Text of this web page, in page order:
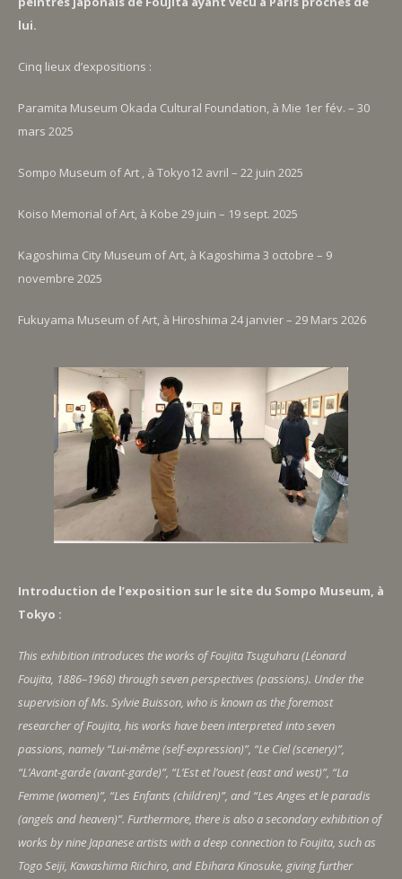
lui.
Cinq lieux d’expositions :
Paramita Museum Okada Cultural Foundation, à Mie 1er fév. – 30
mars 2025
Sompo Museum of Art , à Tokyo12 avril – 22 juin 2025
Koiso Memorial of Art, à Kobe 29 juin – 19 sept. 2025
Kagoshima City Museum of Art, à Kagoshima 3 octobre – 9
novembre 2025
Fukuyama Museum of Art, à Hiroshima 24 janvier – 29 Mars 2026
Introduction de l’exposition sur le site du Sompo Museum, à
Tokyo :
This exhibition introduces the works of Foujita Tsuguharu (Léonard
Foujita, 1886–1968) through seven perspectives (passions). Under the
supervision of Ms. Sylvie Buisson, who is known as the foremost
researcher of Foujita, his works have been interpreted into seven
passions, namely “Lui-même (self-expression)”, “Le Ciel (scenery)”,
“L’Avant-garde (avant-garde)”, “L’Est et l’ouest (east and west)”, “La
Femme (women)”, “Les Enfants (children)”, and “Les Anges et le paradis
(angels and heaven)”. Furthermore, there is also a secondary exhibition of
works by nine Japanese artists with a deep connection to Foujita, such as
Togo Seiji, Kawashima Riichiro, and Ebihara Kinosuke, giving further